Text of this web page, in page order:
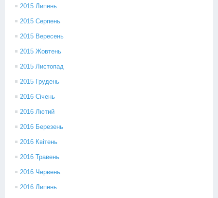
2015 Липень
2015 Серпень
2015 Вересень
2015 Жовтень
2015 Листопад
2015 Грудень
2016 Січень
2016 Лютий
2016 Березень
2016 Квітень
2016 Травень
2016 Червень
2016 Липень